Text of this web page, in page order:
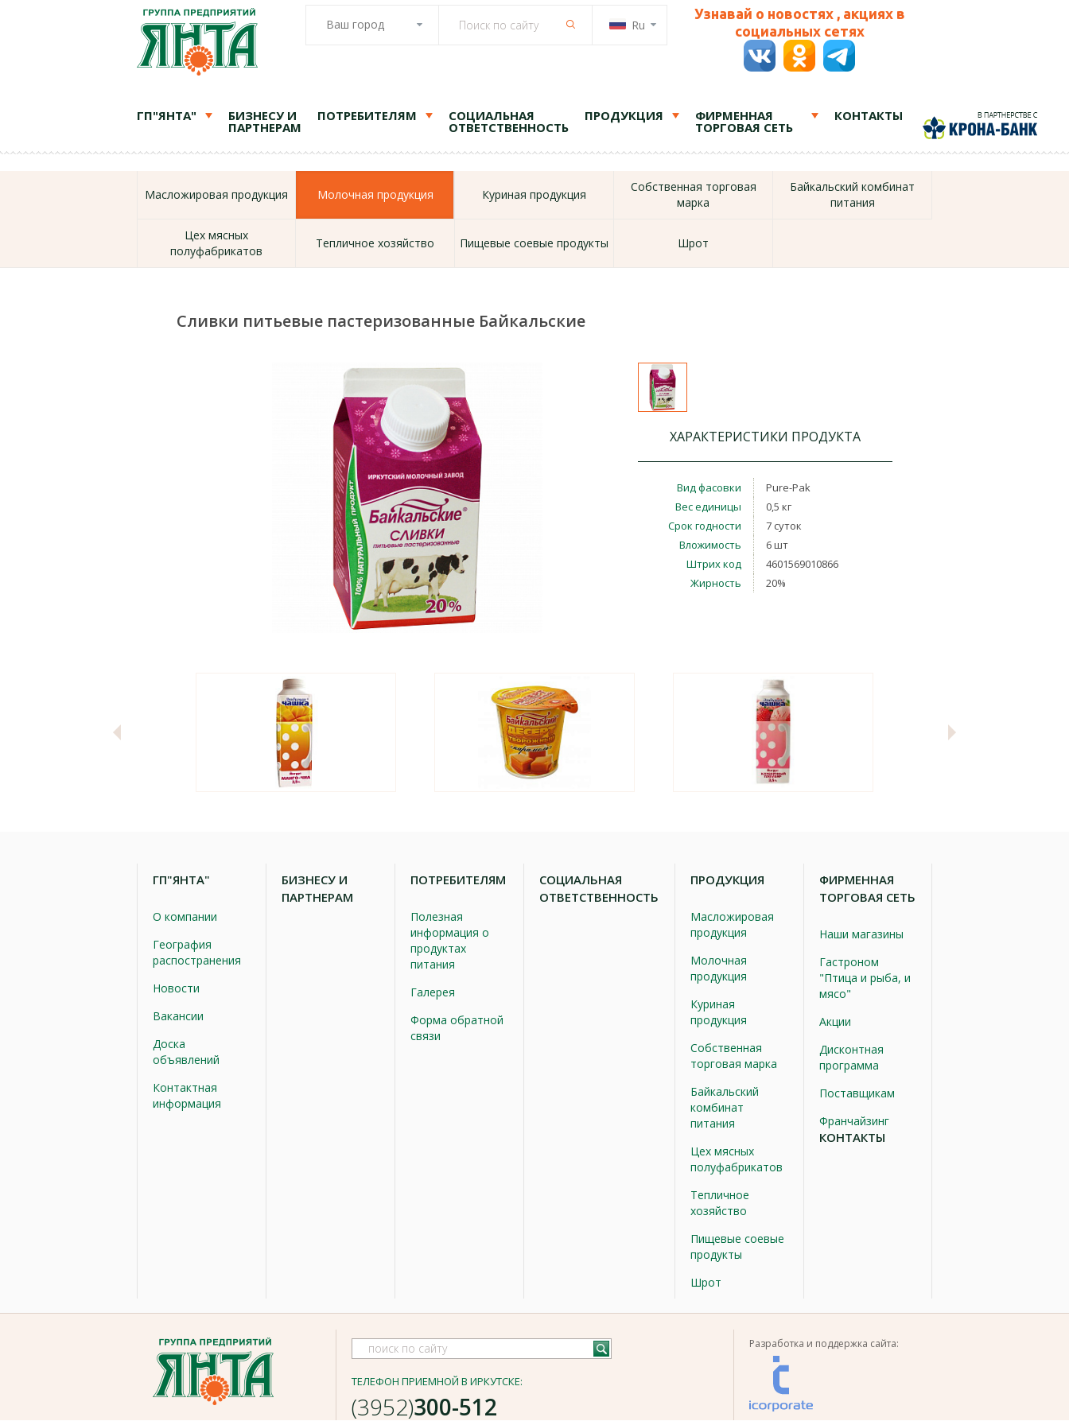
Ваш город Ru
Узнавай о новостях , акциях в
социальных сетях
ГП"ЯНТА" БИЗНЕСУ И
ПАРТНЕРАМ
ПОТРЕБИТЕЛЯМ СОЦИАЛЬНАЯ
ОТВЕТСТВЕННОСТЬ
ПРОДУКЦИЯ ФИРМЕННАЯ
ТОРГОВАЯ СЕТЬ
КОНТАКТЫ
Масложировая продукция Молочная продукция Куриная продукция
Собственная торговая
марка
Байкальский комбинат
питания
Цех мясных
полуфабрикатов
Тепличное хозяйство Пищевые соевые продукты Шрот
Сливки питьевые пастеризованные Байкальские
ХАРАКТЕРИСТИКИ ПРОДУКТА
Вид фасовки
Pure-Pak
Вес единицы
0,5 кг
Срок годности
7 суток
Вложимость
6 шт
Штрих код
4601569010866
Жирность
20%
ГП"ЯНТА"
О компании
География
распостранения
Новости
Вакансии
Доска
объявлений
Контактная
информация
БИЗНЕСУ И
ПАРТНЕРАМ
ПОТРЕБИТЕЛЯМ
Полезная
информация о
продуктах
питания
Галерея
Форма обратной
связи
СОЦИАЛЬНАЯ
ОТВЕТСТВЕННОСТЬ
ПРОДУКЦИЯ
Масложировая
продукция
Молочная
продукция
Куриная
продукция
Собственная
торговая марка
Байкальский
комбинат
питания
Цех мясных
полуфабрикатов
Тепличное
хозяйство
Пищевые соевые
продукты
Шрот
ФИРМЕННАЯ
ТОРГОВАЯ СЕТЬ
Наши магазины
Гастроном
"Птица и рыба, и
мясо"
Акции
Дисконтная
программа
Поставщикам
Франчайзинг
КОНТАКТЫ
ТЕЛЕФОН ПРИЕМНОЙ В ИРКУТСКЕ:
(3952)300-512
Разработка и поддержка сайта: